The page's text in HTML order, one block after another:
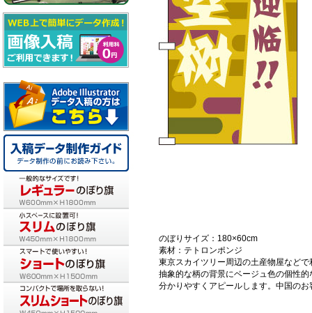
のぼりサイズ：180×60cm
素材：テトロンポンジ
東京スカイツリー周辺の土産物屋など
抽象的な柄の背景にベージュ色の個性
分かりやすくアピールします。中国の